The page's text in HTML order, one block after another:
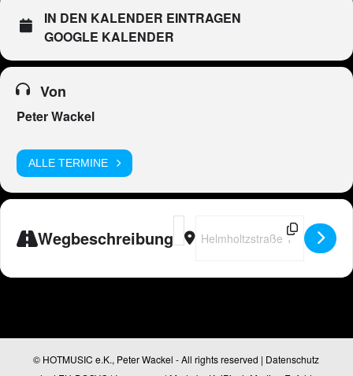
IN DEN KALENDER EINTRAGEN
GOOGLE KALENDER
Von
Peter Wackel
ALLE TERMINE
Wegbeschreibung
Address - Peter Wackel LIVE in
Destination Address - Peter
© HOTMUSIC e.K., Peter Wackel - All rights reserved | Datenschutz